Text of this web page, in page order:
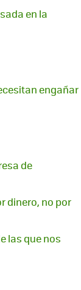
en la
engañar
de
dinero, no por
las que nos